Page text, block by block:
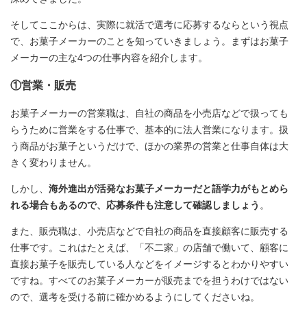
そしてここからは、実際に就活で選考に応募するならという視点
で、お菓子メーカーのことを知っていきましょう。まずはお菓子
メーカーの主な4つの仕事内容を紹介します。
①営業・販売
お菓子メーカーの営業職は、自社の商品を小売店などで扱っても
らうために営業をする仕事で、基本的に法人営業になります。扱
う商品がお菓子というだけで、ほかの業界の営業と仕事自体は大
きく変わりません。
しかし、 海外進出が活発なお菓子メーカーだと語学力がもとめら
れる場合もあるので、応募条件も注意して確認しましょう 。
また、販売職は、小売店などで自社の商品を直接顧客に販売する
仕事です。これはたとえば、「不二家」の店舗で働いて、顧客に
直接お菓子を販売している人などをイメージするとわかりやすい
ですね。すべてのお菓子メーカーが販売までを担うわけではない
ので、選考を受ける前に確かめるようにしてくださいね。